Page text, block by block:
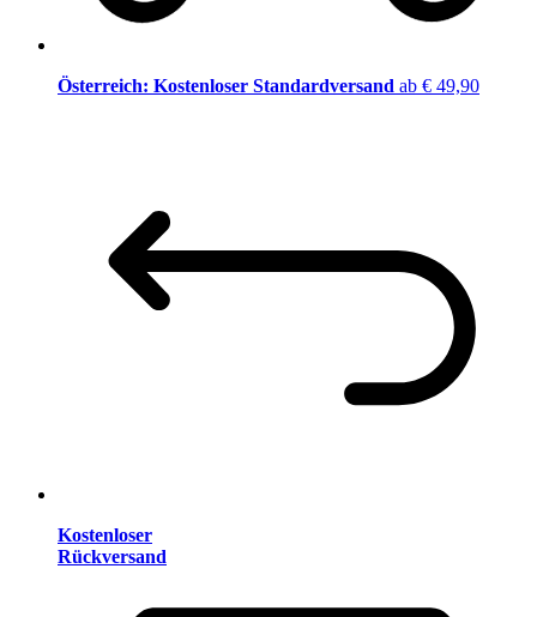
Österreich: Kostenloser Standardversand ab € 49,90
Kostenloser
Rückversand